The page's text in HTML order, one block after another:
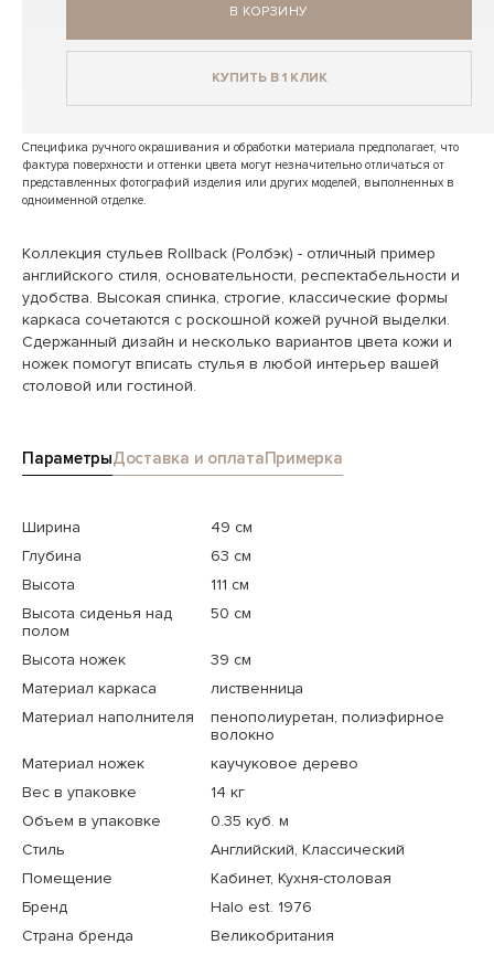
В КОРЗИНУ
КУПИТЬ В 1 КЛИК
Специфика ручного окрашивания и обработки материала предполагает, что
фактура поверхности и оттенки цвета могут незначительно отличаться от
представленных фотографий изделия или других моделей, выполненных в
одноименной отделке.
Коллекция стульев Rollback (Ролбэк) - отличный пример
английского стиля, основательности, респектабельности и
удобства. Высокая спинка, строгие, классические формы
каркаса сочетаются с роскошной кожей ручной выделки.
Сдержанный дизайн и несколько вариантов цвета кожи и
ножек помогут вписать стулья в любой интерьер вашей
столовой или гостиной.
ПараметрыДоставка и оплатаПримерка
Ширина
49 см
Глубина
63 см
Высота
111 см
Высота сиденья над
полом
50 см
Высота ножек
39 см
Материал каркаса
лиственница
Материал наполнителя
пенополиуретан, полиэфирное
волокно
Материал ножек
каучуковое дерево
Вес в упаковке
14 кг
Объем в упаковке
0.35 куб. м
Стиль
Английский, Классический
Помещение
Кабинет, Кухня-столовая
Бренд
Halo est. 1976
Страна бренда
Великобритания